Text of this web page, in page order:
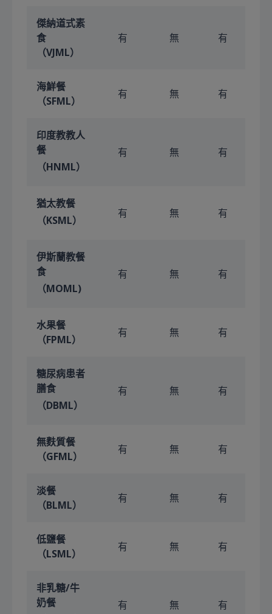
傑納道式素
食
（VJML）
有 無 有
海鮮餐
（SFML）
有 無 有
印度教教人
餐
（HNML）
有 無 有
猶太教餐
（KSML）
有 無 有
伊斯蘭教餐
食
（MOML)
有 無 有
水果餐
（FPML）
有 無 有
糖尿病患者
膳食
（DBML）
有 無 有
無麩質餐
（GFML）
有 無 有
淡餐
（BLML）
有 無 有
低鹽餐
（LSML）
有 無 有
非乳糖/牛
奶餐
有 無 有